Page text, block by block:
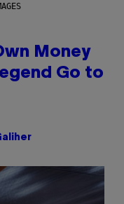
Money
Go to